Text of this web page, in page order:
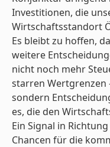
Investitionen, die
Wirtschaftsstandort
Es bleibt zu hoffen,
weitere
nicht noch mehr
starren Wertgrenzen
sondern
es, die den
Ein Signal in
Chancen für die